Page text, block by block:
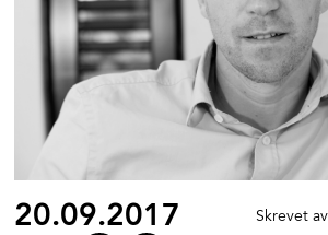
20.09.2017 Skrevet